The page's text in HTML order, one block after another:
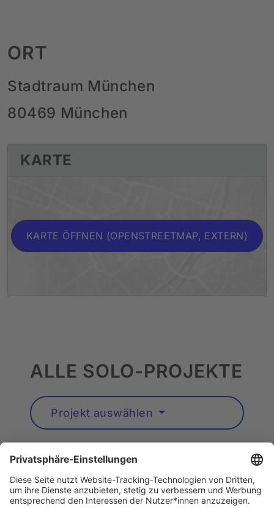
ORT
Stadtraum München
80469 München
KARTE
KARTE ÖFFNEN (OPENSTREETMAP, EXTERN)
ALLE SOLO-PROJEKTE
Projekt auswählen
Künstler*innen A–Z
Instagram